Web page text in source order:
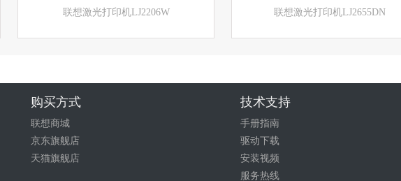
联想激光打印机LJ2206W 联想激光打印机LJ2655DN
购买方式
联想商城
京东旗舰店
天猫旗舰店
技术支持
手册指南
驱动下载
安装视频
服务热线